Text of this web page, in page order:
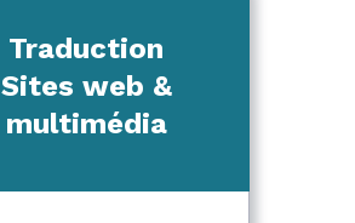
Traduction
Sites web &
multimédia